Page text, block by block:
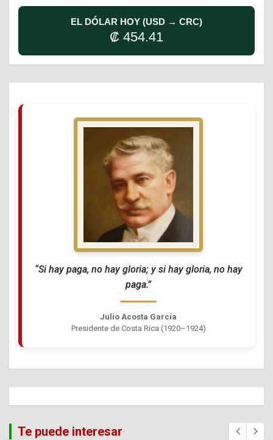
EL DÓLAR HOY (USD → CRC)
₡ 454.41
“Si hay paga, no hay gloria; y si hay gloria, no hay
paga.”
Julio Acosta García
Presidente de Costa Rica (1920–1924)
Te puede interesar